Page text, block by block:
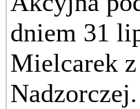
dniem 31
Mielcarek
Nadzorczej.